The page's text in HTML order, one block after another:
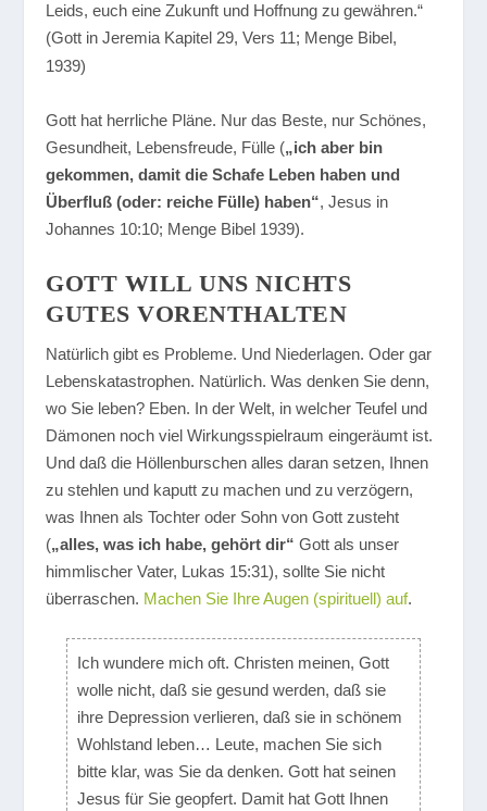
Leids, euch eine Zukunft und Hoffnung zu gewähren.“
(Gott in Jeremia Kapitel 29, Vers 11; Menge Bibel,
1939)
Gott hat herrliche Pläne. Nur das Beste, nur Schönes,
Gesundheit, Lebensfreude, Fülle („ich aber bin
gekommen, damit die Schafe Leben haben und
Überfluß (oder: reiche Fülle) haben“, Jesus in
Johannes 10:10; Menge Bibel 1939).
GOTT WILL UNS NICHTS
GUTES VORENTHALTEN
Natürlich gibt es Probleme. Und Niederlagen. Oder gar
Lebenskatastrophen. Natürlich. Was denken Sie denn,
wo Sie leben? Eben. In der Welt, in welcher Teufel und
Dämonen noch viel Wirkungsspielraum eingeräumt ist.
Und daß die Höllenburschen alles daran setzen, Ihnen
zu stehlen und kaputt zu machen und zu verzögern,
was Ihnen als Tochter oder Sohn von Gott zusteht
(„alles, was ich habe, gehört dir“ Gott als unser
himmlischer Vater, Lukas 15:31), sollte Sie nicht
überraschen. Machen Sie Ihre Augen (spirituell) auf.
Ich wundere mich oft. Christen meinen, Gott
wolle nicht, daß sie gesund werden, daß sie
ihre Depression verlieren, daß sie in schönem
Wohlstand leben… Leute, machen Sie sich
bitte klar, was Sie da denken. Gott hat seinen
Jesus für Sie geopfert. Damit hat Gott Ihnen